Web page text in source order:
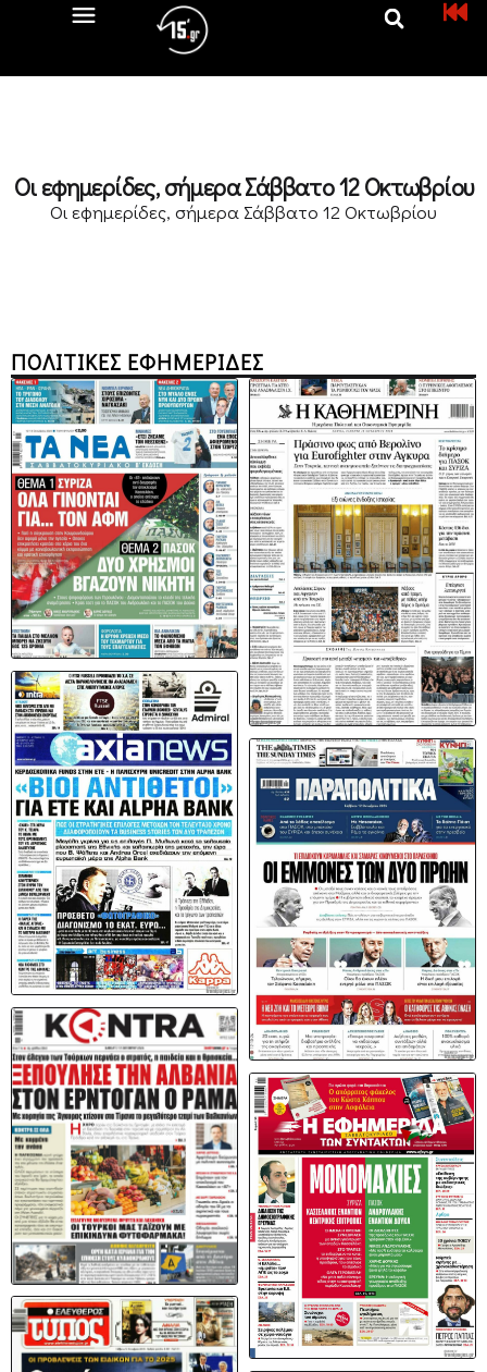
Οι εφημερίδες, σήμερα Σάββατο 12 Οκτωβρίου
Οι εφημερίδες, σήμερα Σάββατο 12 Οκτωβρίου
ΠΟΛΙΤΙΚΕΣ ΕΦΗΜΕΡΙΔΕΣ